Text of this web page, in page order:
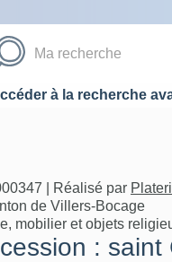
à la recherche
| Réalisé par
de Villers-Bocage
mobilier et objets
: saint